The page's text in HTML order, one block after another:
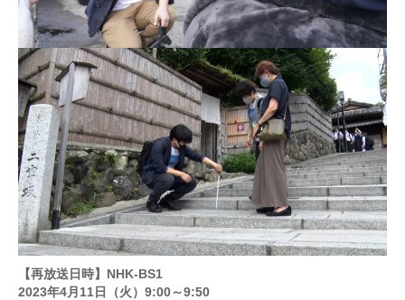
【再放送日時】NHK-BS1
2023年4月11日（火）9:00～9:50